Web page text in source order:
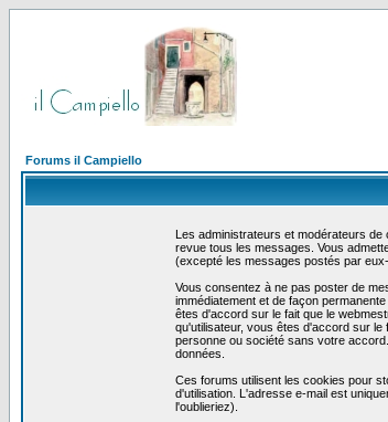
Forums il Campiello
Les administrateurs et modérateurs
revue tous les messages. Vous
(excepté les messages postés par
Vous consentez à ne pas poster de
immédiatement et de façon
êtes d'accord sur le fait que le
qu'utilisateur, vous êtes d'accord sur
personne ou société sans votre
données.
Ces forums utilisent les cookies pour
d'utilisation. L'adresse e-mail est
l'oublieriez).